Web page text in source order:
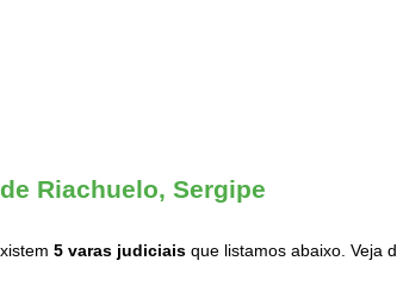
Riachuelo, Sergipe
5 varas judiciais que listamos abaixo. Veja